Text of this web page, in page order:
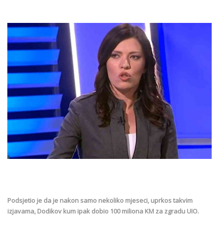
Podsjetio je da je nakon samo nekoliko mjeseci, uprkos takvim
izjavama, Dodikov kum ipak dobio 100 miliona KM za zgradu UIO.